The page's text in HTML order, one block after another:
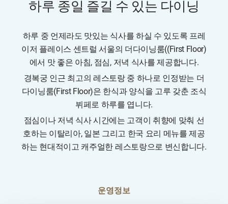
하루 종일 즐길 수 있는 다이닝
하루 중 언제라도 맛있는 식사를 하실 수 있도록 프레
이저 플레이스 센트럴 서울의 더다이닝룸((First Floor)
에서 맛 좋은 아침, 점심, 저녁 식사를 제공합니다.
경복궁 인근 최고의 레스토랑 중 하나로 인정받는 더
다이닝룸(First Floor)은 한식과 양식을 고루 갖춘 조식
뷔페로 하루를 엽니다.
점심이나 저녁 식사 시간에는 고객이 취향에 맞춰 선
호하는 이탈리아, 일본 그리고 한국 요리 메뉴를 제공
하는 현대적이고 캐주얼한 레스토랑으로 변신합니다.
운영정보